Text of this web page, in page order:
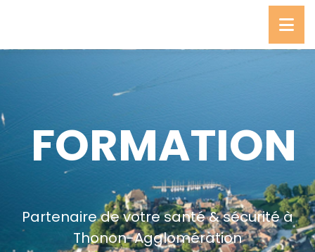
FORMATION
Partenaire de votre santé & sécurité à
Thonon-Agglomération